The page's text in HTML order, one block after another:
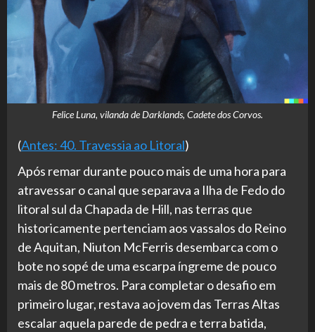
Felice Luna, vilanda de Darklands, Cadete dos Corvos.
(Antes: 40. Travessia ao Litoral)
Após remar durante pouco mais de uma hora para
atravessar o canal que separava a Ilha de Fedo do
litoral sul da Chapada de Hill, nas terras que
historicamente pertenciam aos vassalos do Reino
de Aquitan, Niuton McFerris desembarca com o
bote no sopé de uma escarpa íngreme de pouco
mais de 80 metros. Para completar o desafio em
primeiro lugar, restava ao jovem das Terras Altas
escalar aquela parede de pedra e terra batida,